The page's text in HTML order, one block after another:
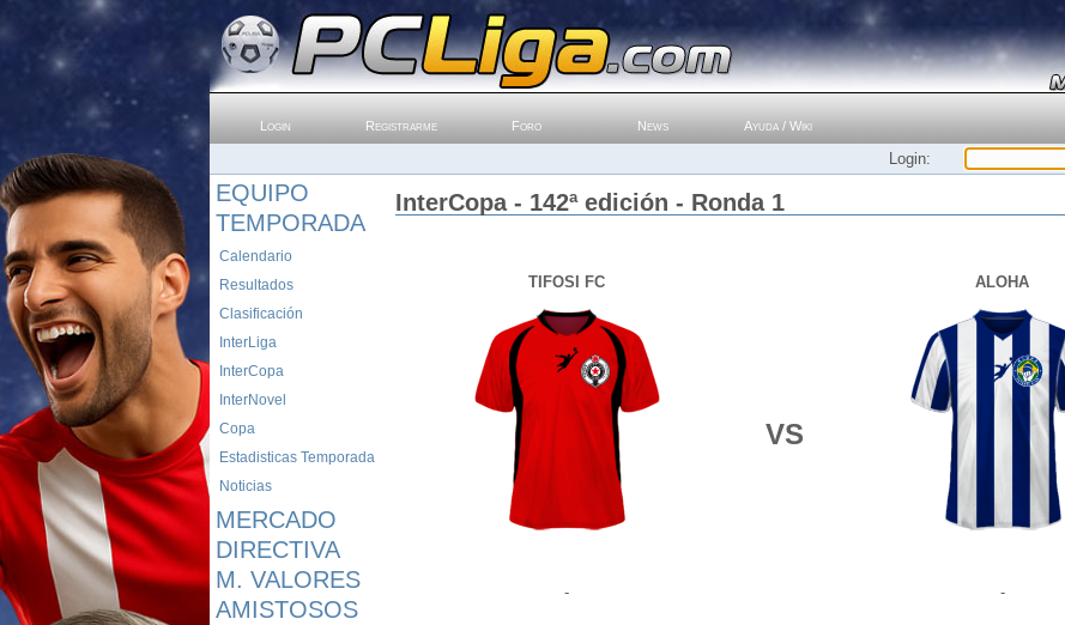
Login Registrarme Foro News Ayuda / Wiki
Login:
EQUIPO
TEMPORADA
Calendario
Resultados
Clasificación
InterLiga
InterCopa
InterNovel
Copa
Estadisticas Temporada
Noticias
MERCADO
DIRECTIVA
M. VALORES
AMISTOSOS
InterCopa - 142ª edición - Ronda 1
TIFOSI FC ALOHA
VS
- -